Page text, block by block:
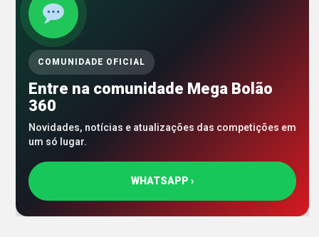
COMUNIDADE OFICIAL
Entre na comunidade Mega Bolão
360
Novidades, notícias e atualizações das competições em
um só lugar.
WHATSAPP ›